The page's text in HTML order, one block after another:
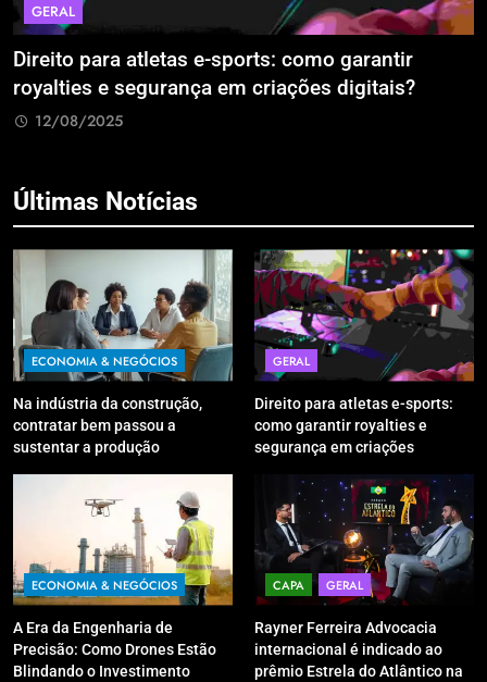
GERAL
Direito para atletas e-sports: como garantir
royalties e segurança em criações digitais?
12/08/2025
Últimas Notícias
ECONOMIA & NEGÓCIOS
Na indústria da construção,
contratar bem passou a
sustentar a produção
GERAL
Direito para atletas e-sports:
como garantir royalties e
segurança em criações
ECONOMIA & NEGÓCIOS
A Era da Engenharia de
Precisão: Como Drones Estão
Blindando o Investimento
CAPA GERAL
Rayner Ferreira Advocacia
internacional é indicado ao
prêmio Estrela do Atlântico na